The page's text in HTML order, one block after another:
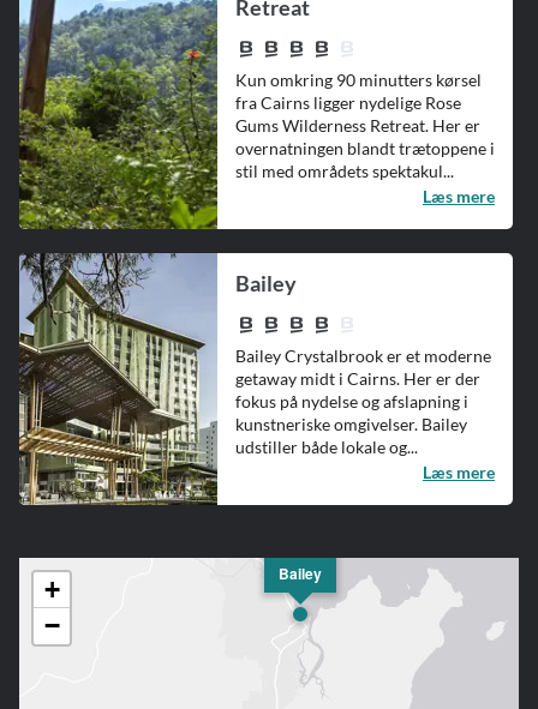
Retreat
Kun omkring 90 minutters kørsel
fra Cairns ligger nydelige Rose
Gums Wilderness Retreat. Her er
overnatningen blandt trætoppene i
stil med områdets spektakul...
Læs mere
Bailey
Bailey Crystalbrook er et moderne
getaway midt i Cairns. Her er der
fokus på nydelse og afslapning i
kunstneriske omgivelser. Bailey
udstiller både lokale og...
Læs mere
Bailey
+
−